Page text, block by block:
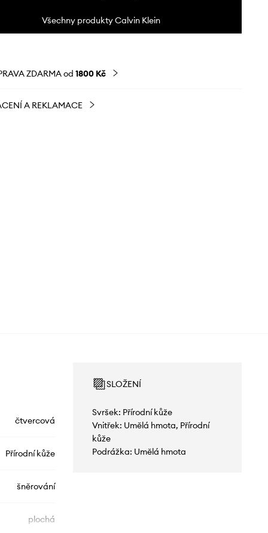
Všechny produkty Calvin Klein
ZDARMA od 1800 Kč
A REKLAMACE
čtvercová
Přírodní kůže
šněrování
plochá
SLOŽENÍ
Svršek: Přírodní kůže
Vnitřek: Umělá hmota, Přírodní
kůže
Podrážka: Umělá hmota